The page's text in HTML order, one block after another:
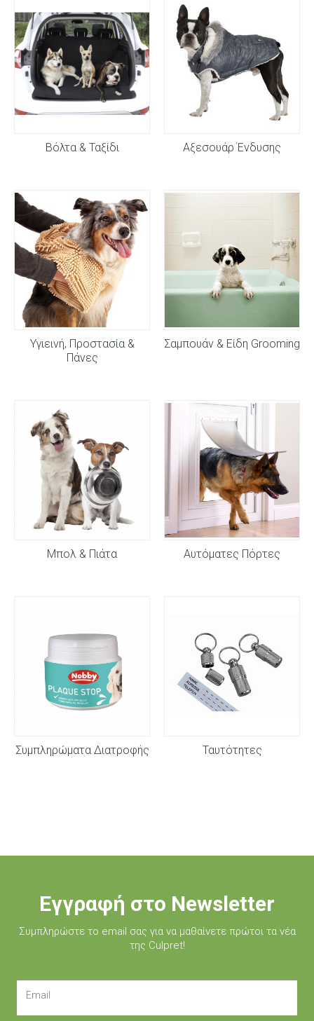
Βόλτα & Ταξίδι Αξεσουάρ Ένδυσης
Υγιεινή, Προστασία &
Πάνες
Σαμπουάν & Είδη Grooming
Μπολ & Πιάτα Αυτόματες Πόρτες
Συμπληρώματα Διατροφής Ταυτότητες
Εγγραφή στο Newsletter
Συμπληρώστε τo email σας για να μαθαίνετε πρώτοι τα νέα
της Culpret!
Email